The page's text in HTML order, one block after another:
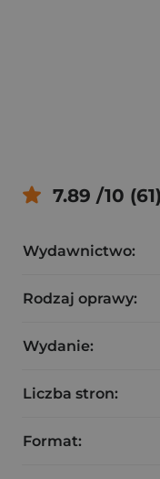
7.89 /10 (61)
Wydawnictwo:
Rodzaj oprawy:
Wydanie:
Liczba stron:
Format: